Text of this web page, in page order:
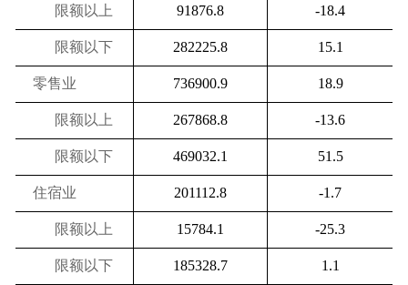
限额以上 91876.8 -18.4
限额以下 282225.8 15.1
零售业 736900.9 18.9
限额以上 267868.8 -13.6
限额以下 469032.1 51.5
住宿业 201112.8 -1.7
限额以上 15784.1 -25.3
限额以下 185328.7 1.1